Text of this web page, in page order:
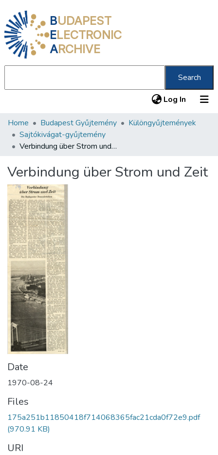
BUDAPEST
ELECTRONIC
ARCHIVE
Search
Log In (current)
Communities & Collections
All of DSpace
About us
Home Budapest Gyűjtemény
Különgyűjtemények
Sajtókivágat-gyűjtemény
Verbindung über Strom und Zeit
Verbindung über Strom und Zeit
Date
1970-08-24
Files
175a251b11850418f714068365fac21cda0f72e9.pdf
(970.91 KB)
URI